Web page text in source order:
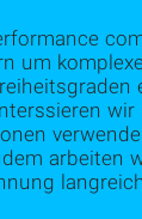
um
arbeiten